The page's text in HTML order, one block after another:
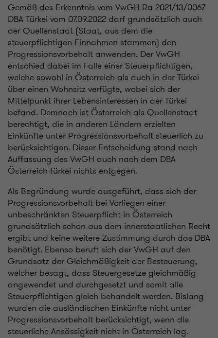
Gemäß des Erkenntnis vom VwGH Ra 2021/13/0067
DBA Türkei vom 07.09.2022 darf grundsätzlich auch
der Quellenstaat (Staat, aus dem die
steuerpflichtigen Einnahmen stammen) den
Progressionsvorbehalt anwenden. Der VwGH
entschied dabei im Falle einer Steuerpflichtigen,
welche sowohl in Österreich als auch in der Türkei
über einen Wohnsitz verfügte, wobei sich der
Mittelpunkt ihrer Lebensinteressen in der Türkei
befand. Demnach ist Österreich als Quellenstaat
berechtigt, die in anderen Ländern erzielten
Einkünfte unter Progressionsvorbehalt steuerlich zu
berücksichtigen. Dieser Entscheidung stand nach
Auffassung des VwGH auch nach dem DBA
Österreich-Türkei nichts entgegen.
Als Begründung wurde ausgeführt, dass sich der
Progressionsvorbehalt bei Vorliegen einer
unbeschränkten Steuerpflicht in Österreich
grundsätzlich schon aus dem innerstaatlichen Recht
ergibt und keine weitere Zustimmung durch das DBA
benötigt. Ebenso beruft sich der VwGH auf den
Grundsatz der Gleichmäßigkeit der Besteuerung,
welcher besagt, dass Steuergesetze gleichmäßig
angewendet und durchgesetzt und somit alle
Steuerpflichtigen gleich behandelt werden. Bislang
wurden die ausländischen Einkünfte nicht unter
Progressionsvorbehalt berücksichtigt, wenn die
steuerliche Ansässigkeit nicht in Österreich lag.